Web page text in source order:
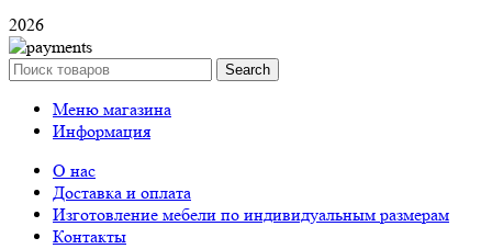
2026
Search
Меню магазина
Информация
О нас
Доставка и оплата
Изготовление мебели по индивидуальным размерам
Контакты